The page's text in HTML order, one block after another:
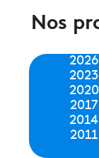
Nos
2026
2023
2020
2017
2014
2011